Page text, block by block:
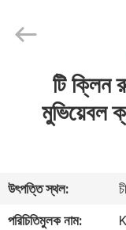
আমাদের
সম্বন্ধে
Technology
Company.
টি ক্লিন
মুভিয়েবল
উৎপত্তি স্থল:
পরিচিতিমুলক নাম: